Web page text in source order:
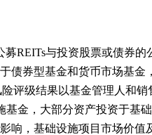
募REITs与投资股票或债券
债券型基金和货币市场基金
险评级结果以基金管理人和
基金，大部分资产投资于基
响，基础设施项目市场价